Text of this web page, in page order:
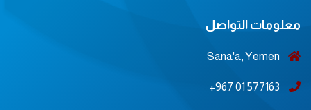
معلومات التواصل
Sana'a, Yemen
577163 01 967+